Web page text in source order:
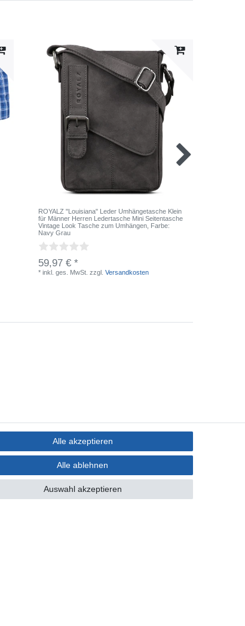
ROYALZ "Louisiana" Leder Umhängetasche Klein
für Männer Herren Ledertasche Mini Seitentasche
Vintage Look Tasche zum Umhängen , Farbe:
Navy Grau
59,97 € *
*inkl. ges. MwSt. zzgl.Versandkosten
Alle akzeptieren
Alle ablehnen
Auswahl akzeptieren